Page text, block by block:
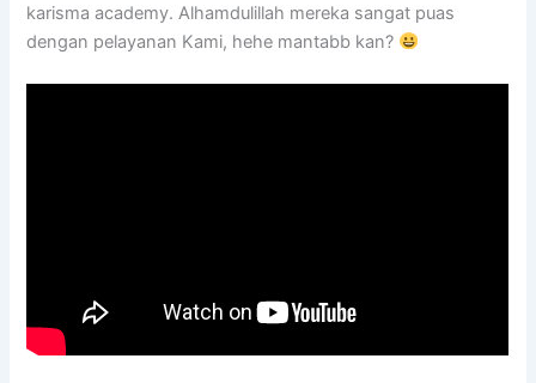
karisma academy. Alhamdulillah mereka sangat puas
dengan pelayanan Kami, hehe mantabb kan?